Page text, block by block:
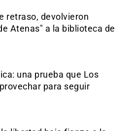
retraso, devolvieron
Atenas" a la biblioteca de
una prueba que Los
para seguir